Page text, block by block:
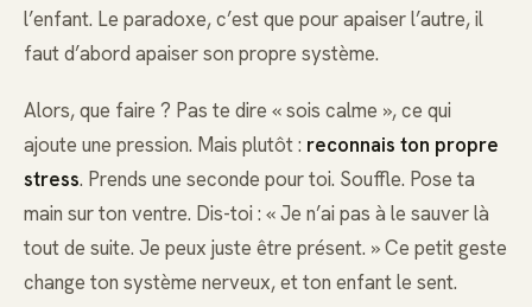
l’enfant. Le paradoxe, c’est que pour apaiser l’autre, il
faut d’abord apaiser son propre système.
Alors, que faire ? Pas te dire « sois calme », ce qui
ajoute une pression. Mais plutôt : reconnais ton propre
stress. Prends une seconde pour toi. Souffle. Pose ta
main sur ton ventre. Dis-toi : « Je n’ai pas à le sauver là
tout de suite. Je peux juste être présent. » Ce petit geste
change ton système nerveux, et ton enfant le sent.